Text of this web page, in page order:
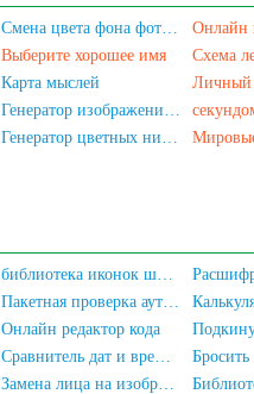
Смена цвета фона фотографии Онлайн
Выберите хорошее имя
Карта мыслей
Генератор изображений рукописной подписи
Генератор цветных никнеймов для WeChat
библиотека иконок шрифта Akar-Icons
Пакетная проверка аутентификации с подтверждением личности для мобильных номеров/идентификационных карт
Онлайн редактор кода
Сравнитель дат и времени Бросить
Замена лица на изображении с помощью ИИ